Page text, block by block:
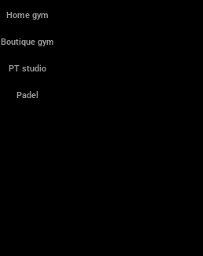
Home gym
Boutique gym
PT studio
Padel